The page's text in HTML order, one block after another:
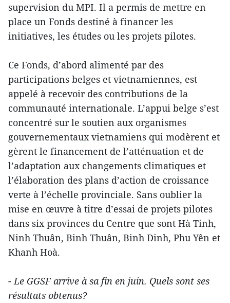
supervision du MPI. Il a permis de mettre en
place un Fonds destiné à financer les
initiatives, les études ou les projets pilotes.
Ce Fonds, d’abord alimenté par des
participations belges et vietnamiennes, est
appelé à recevoir des contributions de la
communauté internationale. L’appui belge s’est
concentré sur le soutien aux organismes
gouvernementaux vietnamiens qui modèrent et
gèrent le financement de l’atténuation et de
l’adaptation aux changements climatiques et
l’élaboration des plans d’action de croissance
verte à l’échelle provinciale. Sans oublier la
mise en œuvre à titre d’essai de projets pilotes
dans six provinces du Centre que sont Hà Tinh,
Ninh Thuân, Binh Thuân, Binh Dinh, Phu Yên et
Khanh Hoà.
- Le GGSF arrive à sa fin en juin. Quels sont ses
résultats obtenus?